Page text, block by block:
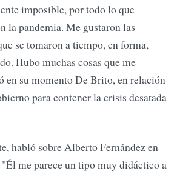
imposible, por todo lo que
la pandemia. Me gustaron las
se tomaron a tiempo, en forma,
Hubo muchas cosas que me
en su momento De Brito, en relación
para contener la crisis desatada
habló sobre Alberto Fernández en
me parece un tipo muy didáctico a